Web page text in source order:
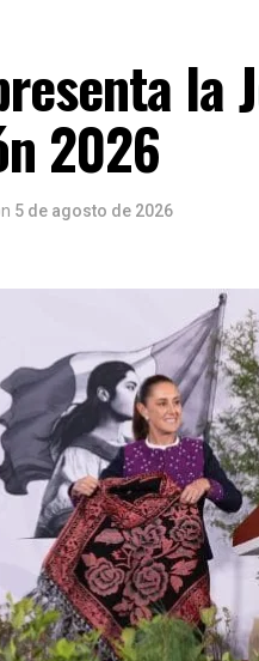
la
2026
5 de agosto de 2026